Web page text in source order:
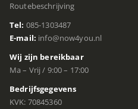
Routebeschrijving
Tel: 085-1303487
E-mail: info@now4you.nl
Wij zijn bereikbaar
Ma – Vrij / 9:00 – 17:00
Bedrijfsgegevens
KVK: 70845360